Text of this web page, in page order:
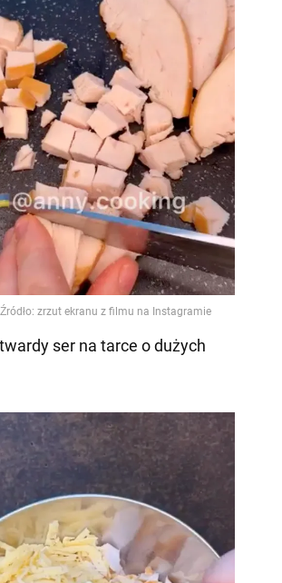
ser na tarce o dużych